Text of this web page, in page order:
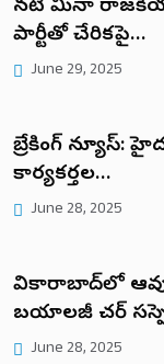
నటి మీనా రాజకీయ
పార్టీతో చేరికపై…
June 29, 2025
బ్రేకింగ్
కార్యకర్తల…
June 28, 2025
వికారాబాద్‌లో ఆవు
బయాలజీ టీచర్
June 28, 2025